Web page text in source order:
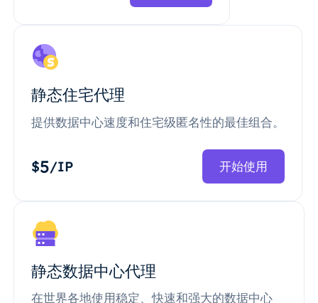
静态住宅代理
提供数据中心速度和住宅级匿名性的最佳组合。
$5/IP 开始使用
静态数据中心代理
在世界各地使用稳定、快速和强大的数据中心